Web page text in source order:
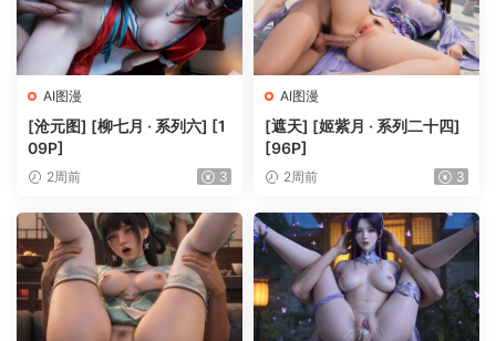
AI图漫
[沧元图] [柳七月 · 系列六] [1
09P]
2周前 3
AI图漫
[遮天] [姬紫月 · 系列二十四]
[96P]
2周前 3